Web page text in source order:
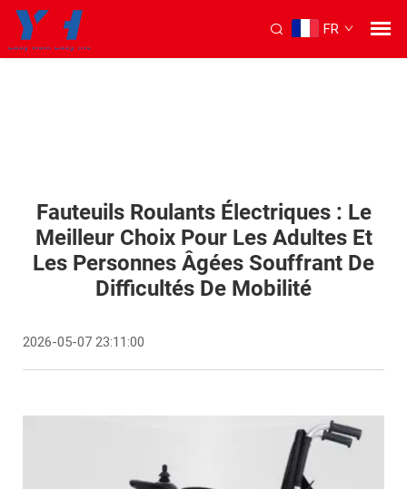
FR
Fauteuils Roulants Électriques : Le
Meilleur Choix Pour Les Adultes Et
Les Personnes Âgées Souffrant De
Difficultés De Mobilité
2026-05-07 23:11:00